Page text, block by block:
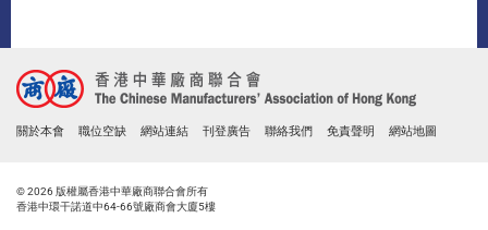
關於本會 職位空缺 網站連結 刊登廣告 聯絡我們 免責聲明 網站地圖
© 2026 版權屬香港中華廠商聯合會所有
香港中環干諾道中64-66號廠商會大廈5樓